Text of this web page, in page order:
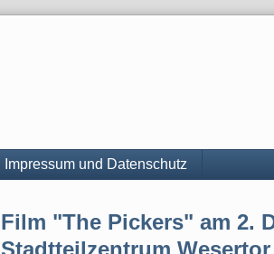
Impressum und Datenschutz
Film "The Pickers" am 2.